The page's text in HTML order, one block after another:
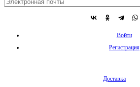
Войти
Регистрация
Доставка